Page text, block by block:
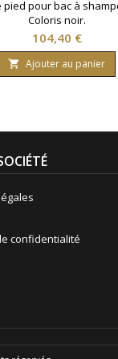
pied pour bac à
Coloris noir.
Prix
104,40 €
 Ajouter au panier
confidentialité